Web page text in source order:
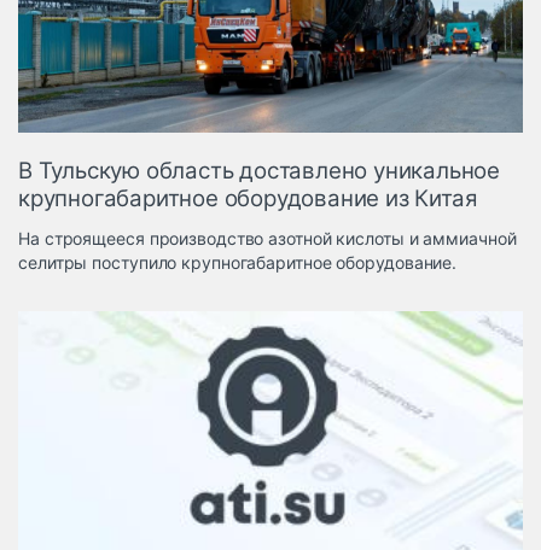
Логистика, грузы
Негабаритные и
опасные грузы
Безопасность и
страхование
Таможня и ВЭД
грузовые
терминалы
Спецтехника
Автосервис,
запчасти, шины
Топливо, масла и
автохимия
В Тульскую область доставлено уникальное
крупногабаритное оборудование из Китая
На строящееся производство азотной кислоты и аммиачной
селитры поступило крупногабаритное оборудование.